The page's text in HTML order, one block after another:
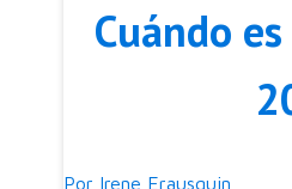
Cuándo
Por Irene Erausquin